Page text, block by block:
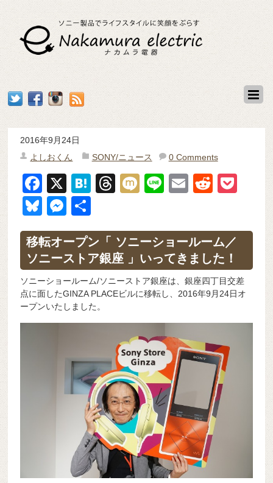
2016年9月24日
よしおくん
SONY/ニュース 0 Comments
F
a
c
e
b
o
o
k
X
H
n
a
T
a
d
s
M
Li
E
R
di
t
Bl
u
e
sk
y
M
e
ss
e
n
g
er
有
移転オープン「 ソニーショールーム／
ソニーストア銀座 」いってきました！
ソニーショールーム/ソニーストア銀座は、銀座四丁目交差
点に面したGINZA PLACEビルに移転し、2016年9月24日オ
ープンいたしました。